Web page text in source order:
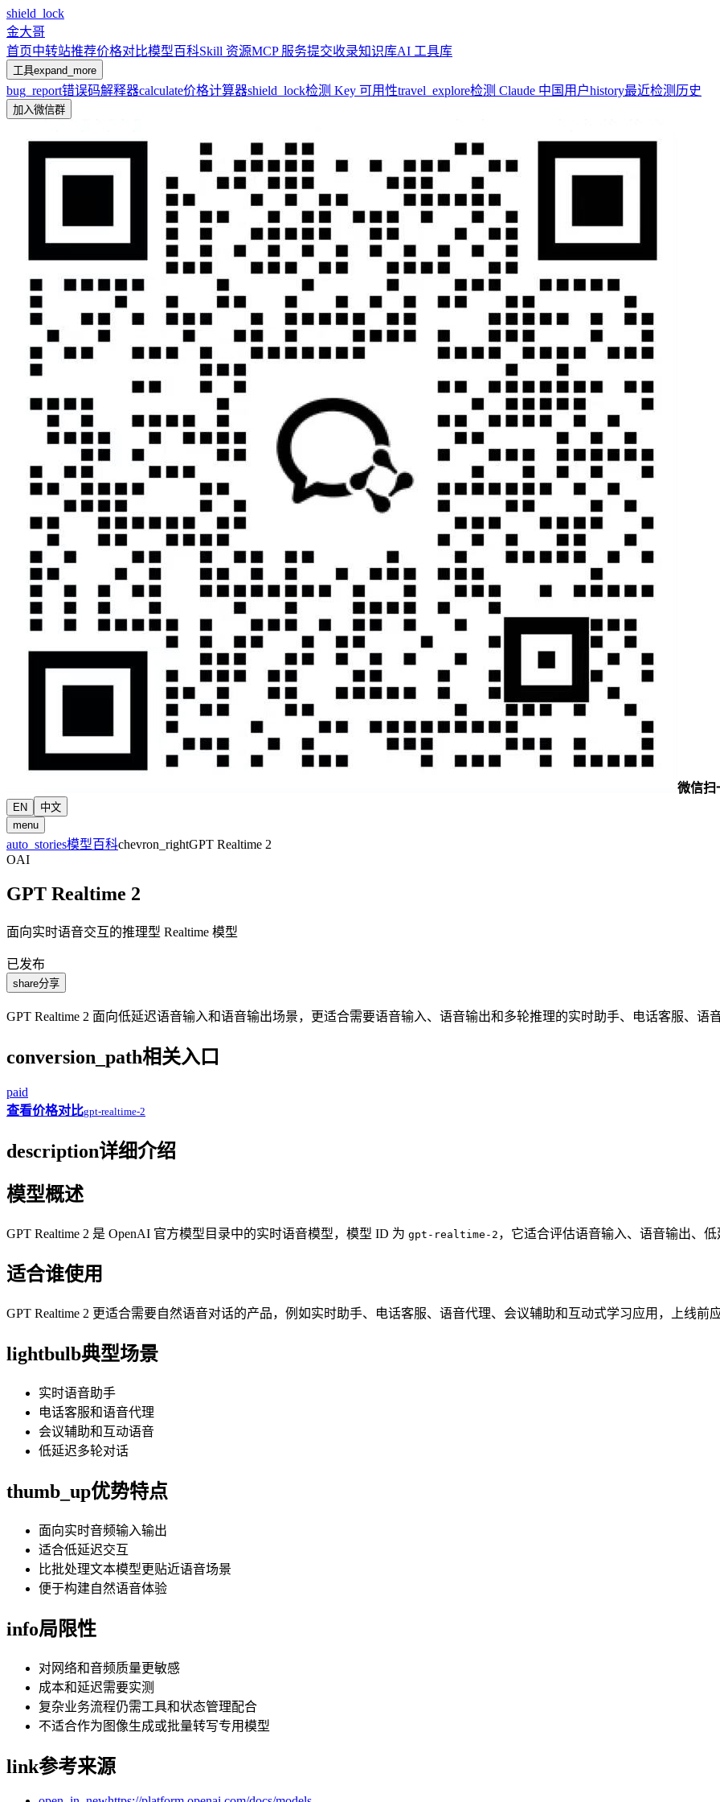
shield_lock
金大哥
首页中转站推荐价格对比模型百科Skill 资源MCP 服务提交收录知识库AI 工具库
工具expand_more
bug_report错误码解释器calculate价格计算器shield_lock检测 Key 可用性travel_explore检测 Claude 中国用户history最近检测历史
加入微信群
微信扫
EN
中文
menu
auto_stories模型百科chevron_rightGPT Realtime 2
OAI
GPT Realtime 2
面向实时语音交互的推理型 Realtime 模型
已发布
share分享
GPT Realtime 2 面向低延迟语音输入和语音输出场景，更适合需要语音输入、语音输出和多轮推理的实时助手、电话客服、语
conversion_path相关入口
paid
查看价格对比gpt-realtime-2
description详细介绍
模型概述
GPT Realtime 2 是 OpenAI 官方模型目录中的实时语音模型，模型 ID 为 gpt-realtime-2 ，它适合评估语音输入、语音输出、
适合谁使用
GPT Realtime 2 更适合需要自然语音对话的产品，例如实时助手、电话客服、语音代理、会议辅助和互动式学习应用，上线
lightbulb典型场景
实时语音助手
电话客服和语音代理
会议辅助和互动语音
低延迟多轮对话
thumb_up优势特点
面向实时音频输入输出
适合低延迟交互
比批处理文本模型更贴近语音场景
便于构建自然语音体验
info局限性
对网络和音频质量更敏感
成本和延迟需要实测
复杂业务流程仍需工具和状态管理配合
不适合作为图像生成或批量转写专用模型
link参考来源